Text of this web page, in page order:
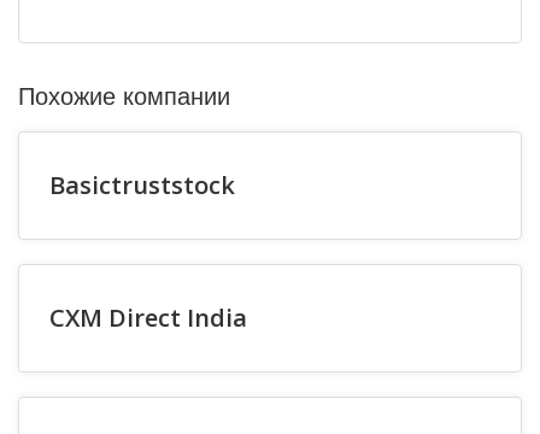
Похожие компании
Basictruststock
CXM Direct India